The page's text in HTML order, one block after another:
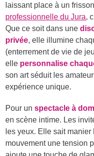
laissant place à un
professionnelle du Jura,
Que ce soit dans une
privée, elle illumine
(enterrement de vie de
elle personnalise
son art séduit les
expérience unique.
Pour unspectacle à
en scène intime. Les
les yeux. Elle sait
mouvement une tension